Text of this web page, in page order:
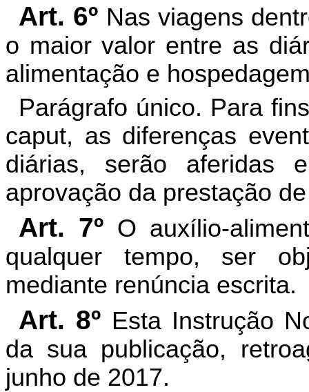
Art. 6º Nas viagens
o maior valor entre as
alimentação e
Parágrafo único. Para
caput, as diferenças
diárias, serão aferidas
aprovação da prestação
Art. 7º O auxílio-
qualquer tempo, ser
mediante renúncia escrita.
Art. 8º Esta Instrução
da sua publicação,
junho de 2017.